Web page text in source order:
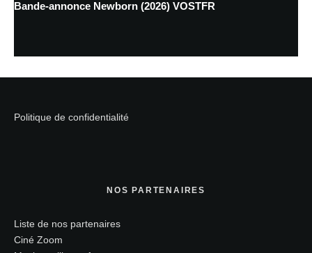
Bande-annonce Newborn (2026) VOSTFR
Politique de confidentialité
NOS PARTENAIRES
Liste de nos partenaires
Ciné Zoom